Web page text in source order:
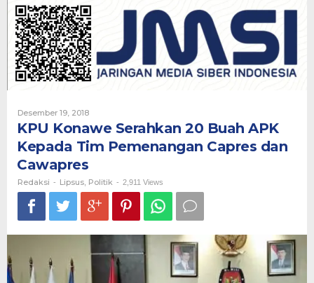
Kepada
Pemenangan
Capres
Desember 19, 2018Oleh
KPU Konawe Serahkan 20 Buah APK
Kepada Tim Pemenangan Capres dan
Cawapres
Redaksi - Lipsus Politik - 2,911 Views